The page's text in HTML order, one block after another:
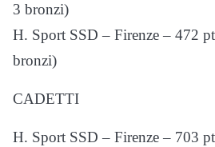
3 bronzi)
H. Sport SSD – Firenze – 472
bronzi)
CADETTI
H. Sport SSD – Firenze – 703